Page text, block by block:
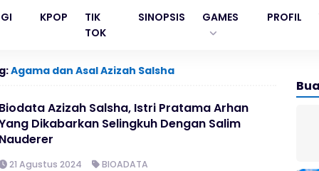
KPOP
TIK
TOK
SINOPSIS GAMES PROFIL
Agama dan Asal Azizah Salsha
Azizah Salsha, Istri Pratama Arhan
Dikabarkan Selingkuh Dengan Salim
21 Agustus 2024 BIOADATA